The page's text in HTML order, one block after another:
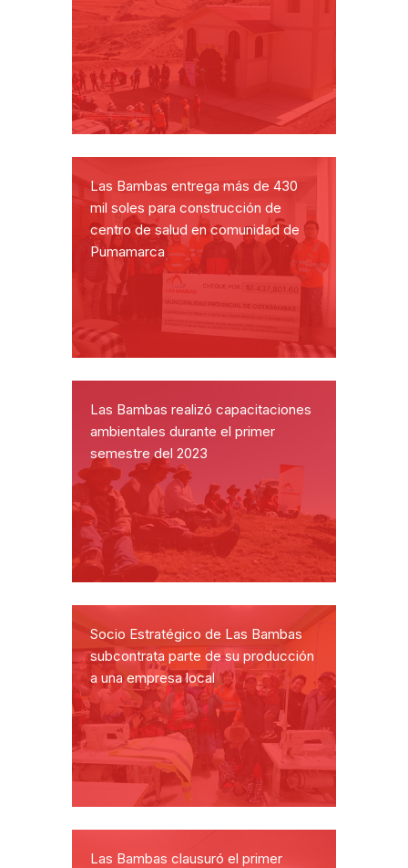
Las Bambas entrega más de 430
mil soles para construcción de
centro de salud en comunidad de
Pumamarca
Las Bambas realizó capacitaciones
ambientales durante el primer
semestre del 2023
Socio Estratégico de Las Bambas
subcontrata parte de su producción
a una empresa local
Las Bambas clausuró el primer